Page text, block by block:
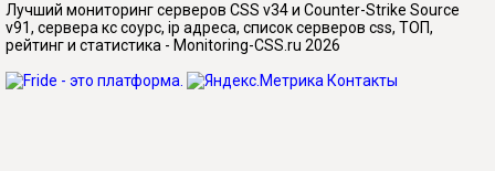
Лучший мониторинг серверов CSS v34 и Counter-Strike Source
v91, сервера кс соурс, ip адреса, список серверов css, ТОП,
рейтинг и статистика - Monitoring-CSS.ru 2026
Контакты